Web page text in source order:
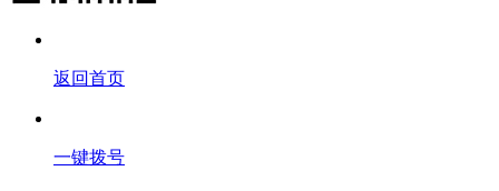
返回首页
一键拨号